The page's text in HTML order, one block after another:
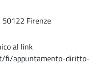
50122 Firenze
al link
fi/appuntamento-diritto-